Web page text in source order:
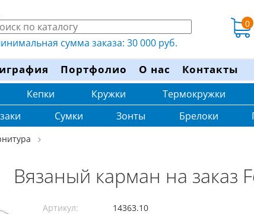
сумма заказа: 30 000 руб.
0
Портфолио О нас Контакты
Кепки Кружки Термокружки
Сумки Зонты Брелоки
Вязаный карман на заказ
Артикул:
14363.10